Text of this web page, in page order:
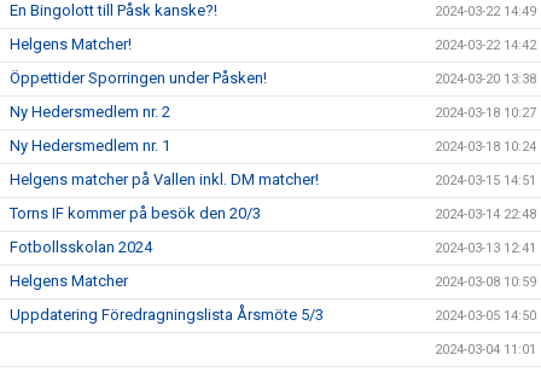
En Bingolott till Påsk kanske?! 2024-03-22 14:49
Helgens Matcher! 2024-03-22 14:42
Öppettider Sporringen under Påsken! 2024-03-20 13:38
Ny Hedersmedlem nr. 2 2024-03-18 10:27
Ny Hedersmedlem nr. 1 2024-03-18 10:24
Helgens matcher på Vallen inkl. DM matcher! 2024-03-15 14:51
Torns IF kommer på besök den 20/3 2024-03-14 22:48
Fotbollsskolan 2024 2024-03-13 12:41
Helgens Matcher 2024-03-08 10:59
Uppdatering Föredragningslista Årsmöte 5/3 2024-03-05 14:50
2024-03-04 11:01